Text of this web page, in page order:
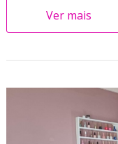
Ver mais